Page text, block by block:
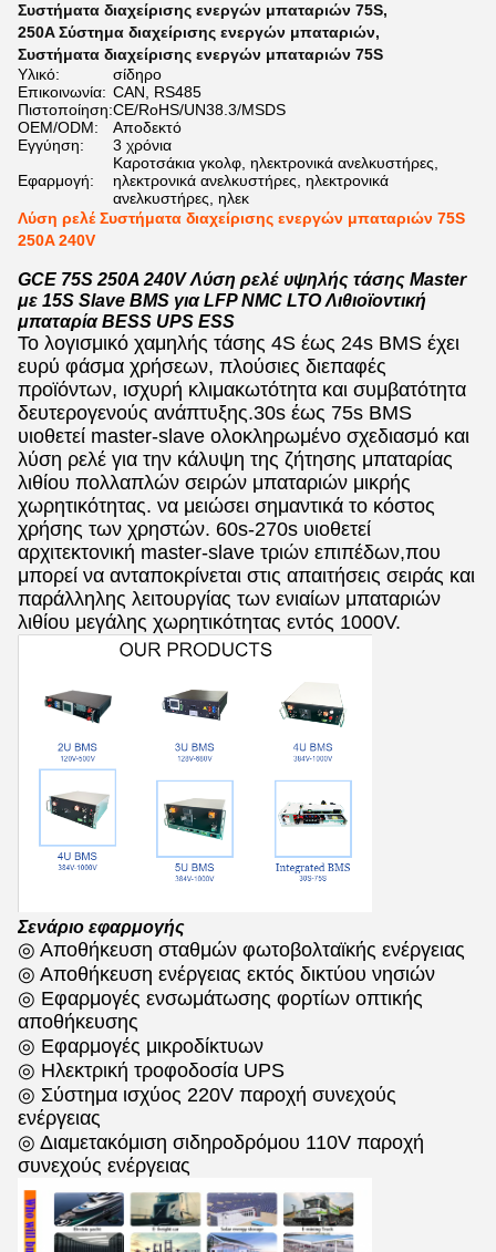
Συστήματα διαχείρισης ενεργών μπαταριών 75S,
250A Σύστημα διαχείρισης ενεργών μπαταριών,
Συστήματα διαχείρισης ενεργών μπαταριών 75S
Υλικό:
σίδηρο
Επικοινωνία: CAN, RS485
Πιστοποίηση:CE/RoHS/UN38.3/MSDS
OEM/ODM:
Αποδεκτό
Εγγύηση:
3 χρόνια
Εφαρμογή:
Καροτσάκια γκολφ, ηλεκτρονικά ανελκυστήρες,
ηλεκτρονικά ανελκυστήρες, ηλεκτρονικά
ανελκυστήρες, ηλεκ
Λύση ρελέ Συστήματα διαχείρισης ενεργών μπαταριών 75S
250A 240V
GCE 75S 250A 240V Λύση ρελέ υψηλής τάσης Master
με 15S Slave BMS για LFP NMC LTO Λιθιοϊοντική
μπαταρία BESS UPS ESS
Το λογισμικό χαμηλής τάσης 4S έως 24s BMS έχει
ευρύ φάσμα χρήσεων, πλούσιες διεπαφές
προϊόντων, ισχυρή κλιμακωτότητα και συμβατότητα
δευτερογενούς ανάπτυξης.30s έως 75s BMS
υιοθετεί master-slave ολοκληρωμένο σχεδιασμό και
λύση ρελέ για την κάλυψη της ζήτησης μπαταρίας
λιθίου πολλαπλών σειρών μπαταριών μικρής
χωρητικότητας. να μειώσει σημαντικά το κόστος
χρήσης των χρηστών. 60s-270s υιοθετεί
αρχιτεκτονική master-slave τριών επιπέδων,που
μπορεί να ανταποκρίνεται στις απαιτήσεις σειράς και
παράλληλης λειτουργίας των ενιαίων μπαταριών
λιθίου μεγάλης χωρητικότητας εντός 1000V.
Σενάριο εφαρμογής
◎ Αποθήκευση σταθμών φωτοβολταϊκής ενέργειας
◎ Αποθήκευση ενέργειας εκτός δικτύου νησιών
◎ Εφαρμογές ενσωμάτωσης φορτίων οπτικής
αποθήκευσης
◎ Εφαρμογές μικροδίκτυων
◎ Ηλεκτρική τροφοδοσία UPS
◎ Σύστημα ισχύος 220V παροχή συνεχούς
ενέργειας
◎ Διαμετακόμιση σιδηροδρόμου 110V παροχή
συνεχούς ενέργειας